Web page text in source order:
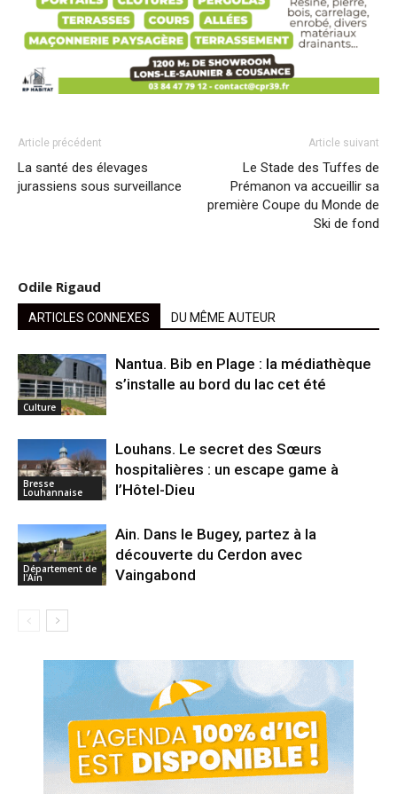
Article précédent
La santé des élevages
jurassiens sous surveillance
Article suivant
Le Stade des Tuffes de
Prémanon va accueillir sa
première Coupe du Monde de
Ski de fond
Odile Rigaud
ARTICLES CONNEXES DU MÊME AUTEUR
Culture
Nantua. Bib en Plage : la médiathèque
s’installe au bord du lac cet été
Bresse
Louhannaise
Louhans. Le secret des Sœurs
hospitalières : un escape game à
l’Hôtel-Dieu
Département de
l'Ain
Ain. Dans le Bugey, partez à la
découverte du Cerdon avec
Vaingabond